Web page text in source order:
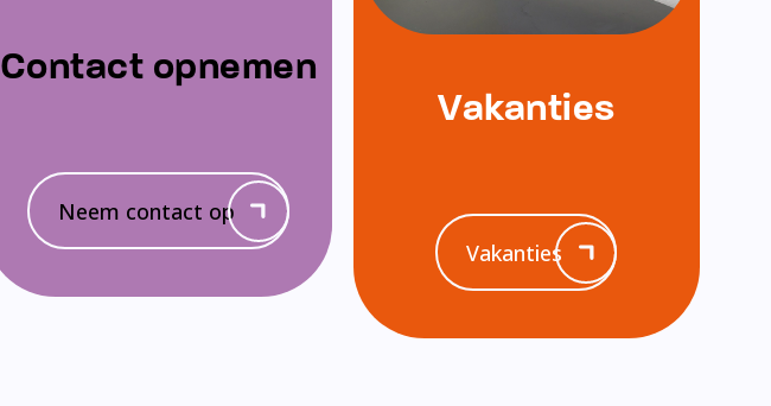
Contact opnemen
Neem contact op
Vakanties
Vakanties